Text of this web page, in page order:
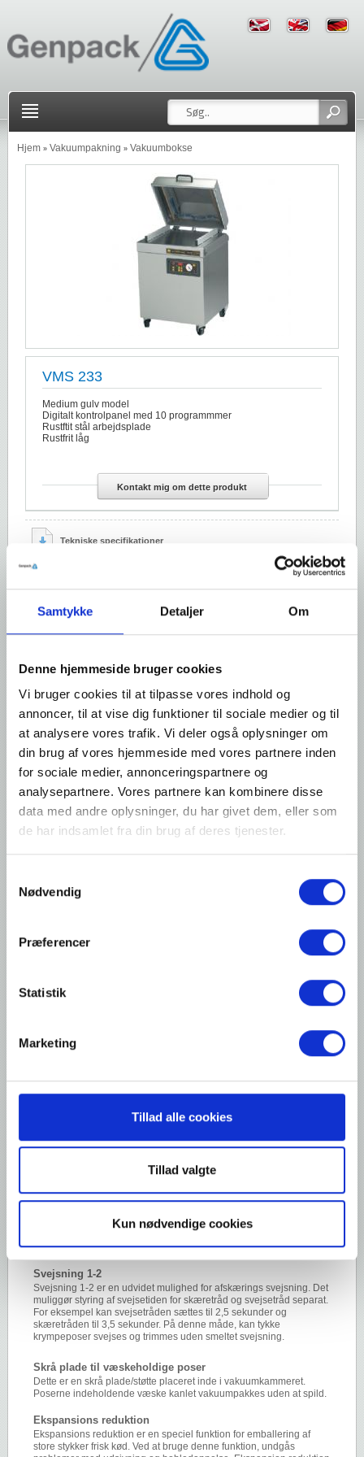
Samtykke Detaljer Om
Denne hjemmeside bruger cookies
Vi bruger cookies til at tilpasse vores indhold og
annoncer, til at vise dig funktioner til sociale medier og til
at analysere vores trafik. Vi deler også oplysninger om
din brug af vores hjemmeside med vores partnere inden
for sociale medier, annonceringspartnere og
analysepartnere. Vores partnere kan kombinere disse
data med andre oplysninger, du har givet dem, eller som
de har indsamlet fra din brug af deres tjenester.
Nødvendig
Præferencer
Statistik
Marketing
Tillad alle cookies
Tillad valgte
Kun nødvendige cookies
Hjem» Vakuumpakning » Vakuumbokse
VMS 233
Medium gulv model
Digitalt kontrolpanel med 10 programmmer
Rustftit stål arbejdsplade
Rustfrit låg
Kontakt mig om dette produkt
Tekniske specifikationer
Sensor kontrol
Afskæring af overskydende film
Svejsning 1-2
Gas flush (2 gaspiper)
Gas sæt
230/400 V - 3 Ph - 50 Hz
100 V - 1 Ph - 50/60 Hz
110/115 V - 1 Ph - 60 Hz
208/230 V - 3 Ph - 60 Hz
Standard funktioner:
Soft air
Gas plus-funktionen
svejsebarrene, hvilket gør det muligt at fylde mere gas i posen
(ballon effekt). For at bruge denne funktion, skal maskinen udstyres
med gas flush funktionen.
Svejsning 1-2
Svejsning 1-2 er en udvidet mulighed for afskærings svejsning. Det
muliggør styring af svejsetiden for skæretråd og svejsetråd separat.
For eksempel kan svejsetråden sættes til 2,5 sekunder og
skæretråden til 3,5 sekunder. På denne måde, kan tykke
krympeposer svejses og trimmes uden smeltet svejsning.
Skrå plade til væskeholdige poser
Dette er en skrå plade/støtte placeret inde i vakuumkammeret.
Poserne indeholdende væske kanlet vakuumpakkes uden at spild.
Ekspansions reduktion
Ekspansions reduktion er en speciel funktion for emballering af
store stykker frisk kød. Ved at bruge denne funktion, undgås